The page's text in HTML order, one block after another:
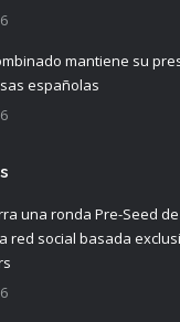
mantiene su
españolas
una ronda Pre-Seed
red social basada